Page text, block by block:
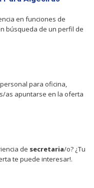
en funciones de
búsqueda de un perfil de
para oficina,
as apuntarse en la oferta
de secretaria/o? ¿Tu
te puede interesar!.